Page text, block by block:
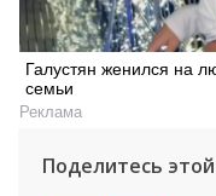
Галустян женился на
семьи
Реклама
Поделитесь